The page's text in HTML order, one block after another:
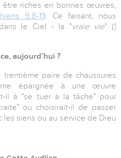
être riches en bonnes œuvres,
9.8-11). Ce faisant, nous
le Ciel - la "vraie vie" (1
aujourd’hui ?
trentième paire de chaussures
épargnée à une œuvre
il à "se tuer à la tâche" pour
ou choisirait-il de passer
siens ou au service de Dieu